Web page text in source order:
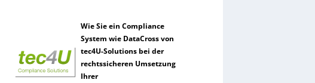
Wie Sie ein Compliance
System wie DataCross von
tec4U-Solutions bei der
rechtssicheren Umsetzung
Ihrer